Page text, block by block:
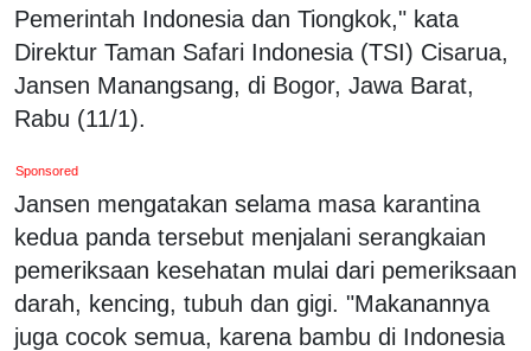
Pemerintah Indonesia dan Tiongkok," kata
Direktur Taman Safari Indonesia (TSI) Cisarua,
Jansen Manangsang, di Bogor, Jawa Barat,
Rabu (11/1).
Sponsored
Jansen mengatakan selama masa karantina
kedua panda tersebut menjalani serangkaian
pemeriksaan kesehatan mulai dari pemeriksaan
darah, kencing, tubuh dan gigi. "Makanannya
juga cocok semua, karena bambu di Indonesia